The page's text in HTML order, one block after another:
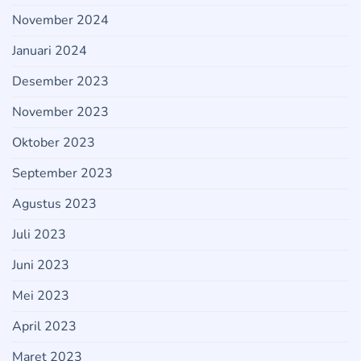
November 2024
Januari 2024
Desember 2023
November 2023
Oktober 2023
September 2023
Agustus 2023
Juli 2023
Juni 2023
Mei 2023
April 2023
Maret 2023